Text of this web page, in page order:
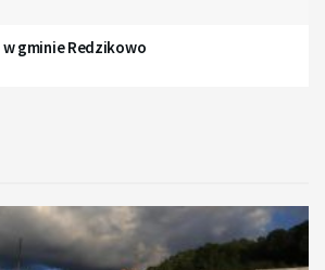
gminie Redzikowo